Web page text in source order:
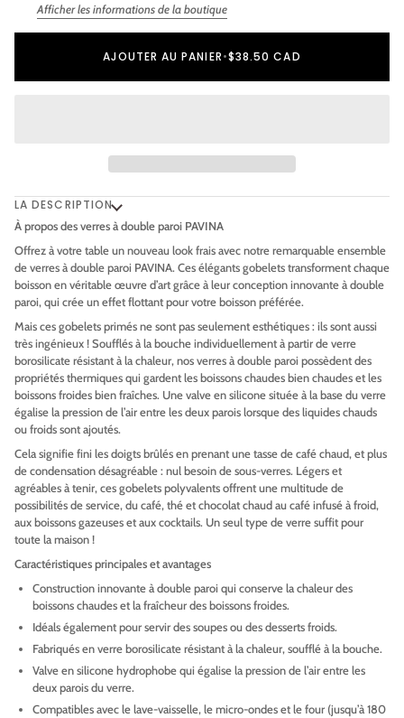
Afficher les informations de la boutique
AJOUTER AU PANIER•$38.50 CAD
LA DESCRIPTION
À propos des verres à double paroi PAVINA
Offrez à votre table un nouveau look frais avec notre remarquable ensemble
de verres à double paroi PAVINA. Ces élégants gobelets transforment chaque
boisson en véritable œuvre d’art grâce à leur conception innovante à double
paroi, qui crée un effet flottant pour votre boisson préférée.
Mais ces gobelets primés ne sont pas seulement esthétiques : ils sont aussi
très ingénieux ! Soufflés à la bouche individuellement à partir de verre
borosilicate résistant à la chaleur, nos verres à double paroi possèdent des
propriétés thermiques qui gardent les boissons chaudes bien chaudes et les
boissons froides bien fraîches. Une valve en silicone située à la base du verre
égalise la pression de l’air entre les deux parois lorsque des liquides chauds
ou froids sont ajoutés.
Cela signifie fini les doigts brûlés en prenant une tasse de café chaud, et plus
de condensation désagréable : nul besoin de sous-verres. Légers et
agréables à tenir, ces gobelets polyvalents offrent une multitude de
possibilités de service, du café, thé et chocolat chaud au café infusé à froid,
aux boissons gazeuses et aux cocktails. Un seul type de verre suffit pour
toute la maison !
Caractéristiques principales et avantages
Construction innovante à double paroi qui conserve la chaleur des
boissons chaudes et la fraîcheur des boissons froides.
Idéals également pour servir des soupes ou des desserts froids.
Fabriqués en verre borosilicate résistant à la chaleur, soufflé à la bouche.
Valve en silicone hydrophobe qui égalise la pression de l’air entre les
deux parois du verre.
Compatibles avec le lave-vaisselle, le micro-ondes et le four (jusqu’à 180